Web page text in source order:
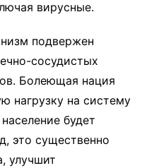
вирусные.
подвержен
сосудистых
Болеющая нация
нагрузку на систему
будет
это существенно
улучшит